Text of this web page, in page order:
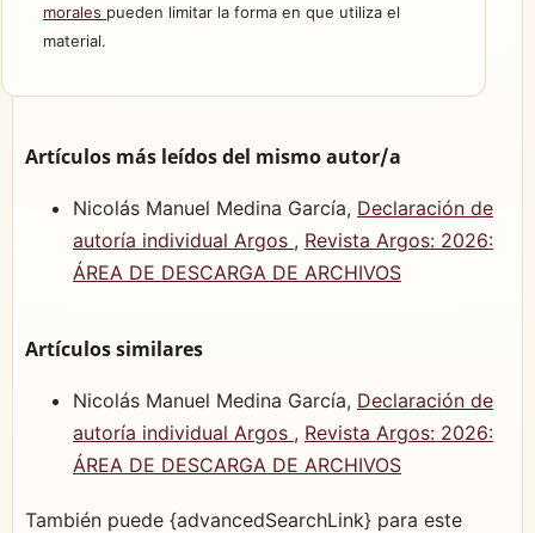
morales pueden limitar la forma en que utiliza el
material.
Artículos más leídos del mismo autor/a
Nicolás Manuel Medina García, Declaración de
autoría individual Argos , Revista Argos: 2026:
ÁREA DE DESCARGA DE ARCHIVOS
Artículos similares
Nicolás Manuel Medina García, Declaración de
autoría individual Argos , Revista Argos: 2026:
ÁREA DE DESCARGA DE ARCHIVOS
También puede {advancedSearchLink} para este